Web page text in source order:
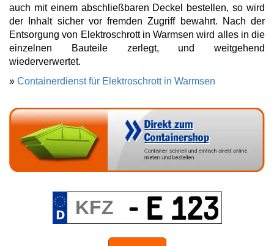
auch mit einem abschließbaren Deckel bestellen, so wird
der Inhalt sicher vor fremden Zugriff bewahrt. Nach der
Entsorgung von Elektroschrott in Warmsen wird alles in die
einzelnen Bauteile zerlegt, und weitgehend
wiederverwertet.
» Containerdienst für Elektroschrott in Warmsen